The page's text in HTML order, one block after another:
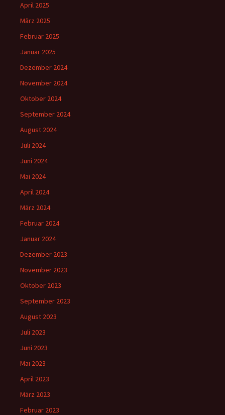
April 2025
März 2025
Februar 2025
Januar 2025
Dezember 2024
November 2024
Oktober 2024
September 2024
August 2024
Juli 2024
Juni 2024
Mai 2024
April 2024
März 2024
Februar 2024
Januar 2024
Dezember 2023
November 2023
Oktober 2023
September 2023
August 2023
Juli 2023
Juni 2023
Mai 2023
April 2023
März 2023
Februar 2023